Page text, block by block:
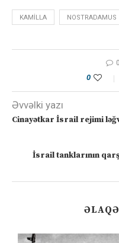
KAMILLA NOSTRADAMUS
0
Əvvəlki yazı
Cinayətkar İsrail rejimi
İsrail tanklarının